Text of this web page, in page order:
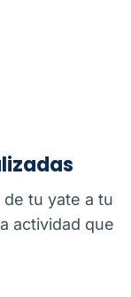
tu yate a tu
actividad que